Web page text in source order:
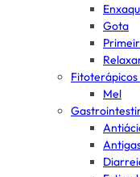
Gota
Mel